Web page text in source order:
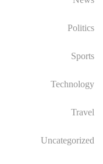
Politics
Sports
Technology
Travel
Uncategorized